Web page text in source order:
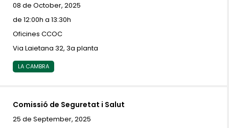
08 de October, 2025
de 12:00h a 13:30h
Oficines CCOC
Via Laietana 32, 3a planta
LA CAMBRA
Comissió de Seguretat i Salut
25 de September, 2025